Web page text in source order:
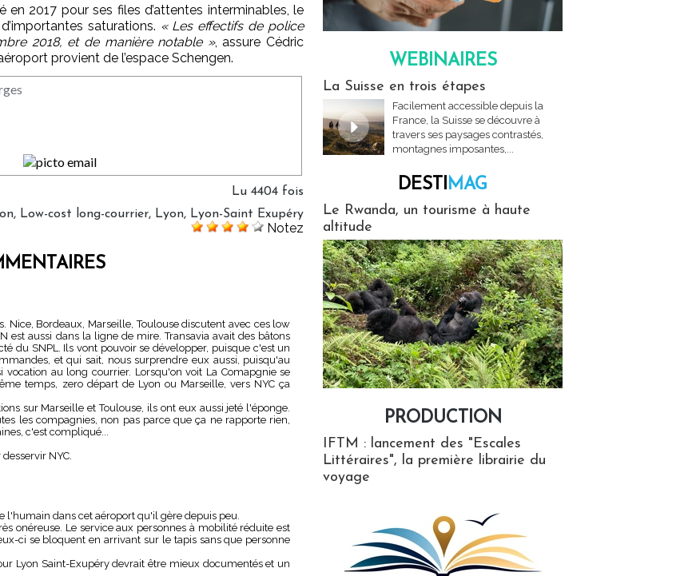
2017 pour ses files d’attentes interminables, le
saturations. « Les effectifs de police
2018, et de manière notable », assure Cédric
provient de l’espace Schengen.
Lu 4404 fois
, Low-cost long-courrier, Lyon, Lyon-Saint Exupéry
Notez
Nice, Bordeaux, Marseille, Toulouse discutent avec ces low
est aussi dans la ligne de mire. Transavia avait des bâtons
du SNPL. Ils vont pouvoir se développer, puisque c'est un
et qui sait, nous surprendre eux aussi, puisqu'au
vocation au long courrier. Lorsqu'on voit La Comapgnie se
temps, zero départ de Lyon ou Marseille, vers NYC ça
sur Marseille et Toulouse, ils ont eux aussi jeté l'éponge.
les compagnies, non pas parce que ça ne rapporte rien,
c'est compliqué...
NYC.
l'humain dans cet aéroport qu'il gère depuis peu.
onéreuse. Le service aux personnes à mobilité réduite est
ci se bloquent en arrivant sur le tapis sans que personne
Lyon Saint-Exupéry devrait être mieux documentés et un
WEBINAIRES
La Suisse en trois étapes
Facilement accessible depuis la
France, la Suisse se découvre à
travers ses paysages contrastés,
montagnes imposantes,...
DESTIMAG
Le Rwanda, un tourisme à haute
altitude
PRODUCTION
IFTM : lancement des "Escales
Littéraires", la première librairie du
voyage